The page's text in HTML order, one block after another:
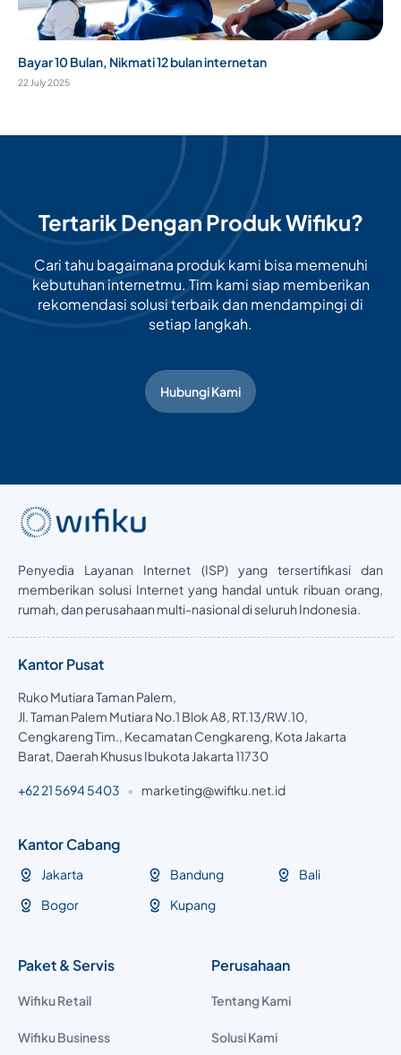
Bayar 10 Bulan, Nikmati 12 bulan internetan
22 July 2025
Tertarik Dengan Produk Wifiku?
Cari tahu bagaimana produk kami bisa memenuhi
kebutuhan internetmu. Tim kami siap memberikan
rekomendasi solusi terbaik dan mendampingi di
setiap langkah.
Hubungi Kami
Penyedia Layanan Internet (ISP) yang tersertifikasi dan
memberikan solusi Internet yang handal untuk ribuan orang,
rumah, dan perusahaan multi-nasional di seluruh Indonesia.
Kantor Pusat
Ruko Mutiara Taman Palem,
Jl. Taman Palem Mutiara No.1 Blok A8, RT.13/RW.10,
Cengkareng Tim., Kecamatan Cengkareng, Kota Jakarta
Barat, Daerah Khusus Ibukota Jakarta 11730
+62 21 5694 5403 • marketing@wifiku.net.id
Kantor Cabang
Jakarta
Bogor
Bandung
Kupang
Bali
Paket & Servis
Wifiku Retail
Wifiku Business
Perusahaan
Tentang Kami
Solusi Kami